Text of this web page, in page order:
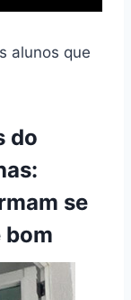
alunos que
do
se
bom